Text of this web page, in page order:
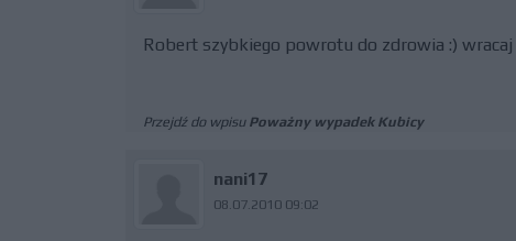
Robert szybkiego powrotu do zdrowia :)
Przejdź do wpisu Poważny wypadek Kubicy
nani17
08.07.2010 09:02